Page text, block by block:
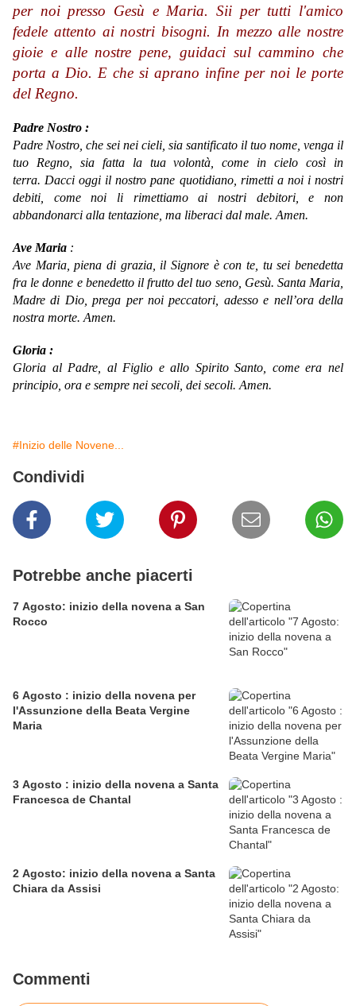
per noi presso Gesù e Maria. Sii per tutti l'amico
fedele attento ai nostri bisogni. In mezzo alle nostre
gioie e alle nostre pene, guidaci sul cammino che
porta a Dio. E che si aprano infine per noi le porte
del Regno.
Padre Nostro :
Padre Nostro, che sei nei cieli, sia santificato il tuo nome, venga il
tuo Regno, sia fatta la tua volontà, come in cielo così in
terra. Dacci oggi il nostro pane quotidiano, rimetti a noi i nostri
debiti, come noi li rimettiamo ai nostri debitori, e non
abbandonarci alla tentazione, ma liberaci dal male. Amen.
Ave Maria :
Ave Maria,piena di grazia, il Signore è con te, tu sei benedetta
fra le donne e benedetto il frutto del tuo seno, Gesù. Santa Maria,
Madre di Dio,prega per noi peccatori, adesso e nell’ora della
nostra morte. Amen.
Gloria :
Gloria al Padre, al Figlio e allo Spirito Santo, come era nel
principio, ora e sempre nei secoli, dei secoli. Amen.
#Inizio delle Novene...
Condividi
Potrebbe anche piacerti
7 Agosto: inizio della novena a San
Rocco
6 Agosto : inizio della novena per
l'Assunzione della Beata Vergine
Maria
3 Agosto : inizio della novena a Santa
Francesca de Chantal
2 Agosto: inizio della novena a Santa
Chiara da Assisi
Commenti